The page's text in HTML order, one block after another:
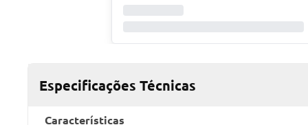
Especificações Técnicas
Características